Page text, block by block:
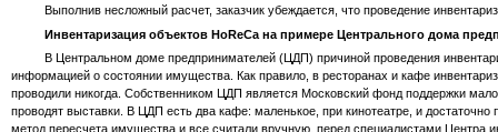
Выполнив несложный расчет, заказчик убеждается, что проведение
Инвентаризация объектов HoReCa на примере Центрального дома
В Центральном доме предпринимателей (ЦДП) причиной проведения
информацией о состоянии имущества. Как правило, в ресторанах и кафе
проводили никогда. Собственником ЦДП является Московский фонд поддержки
проводят выставки. В ЦДП есть два кафе: маленькое, при кинотеатре, и
метод пересчета имущества и все считали вручную, перед специалистами Центра